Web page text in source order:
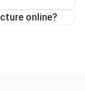
online?